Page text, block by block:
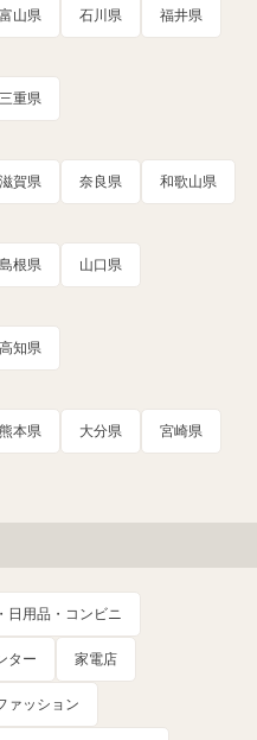
富山県 石川県 福井県
三重県
滋賀県 奈良県 和歌山県
島根県 山口県
高知県
熊本県 大分県 宮崎県
日用品・コンビニ
ター 家電店
ァッション